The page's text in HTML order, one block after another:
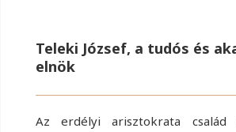
Teleki József, a tudós és
elnök
Az erdélyi arisztokrata család